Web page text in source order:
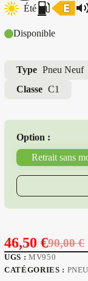
Été
Disponible
Type Pneu Neuf
Classe C1
Option :
Retrait sans
90,00€
Le
prix
46,50€Le
prix
UGS : MV950
CATÉGORIES :